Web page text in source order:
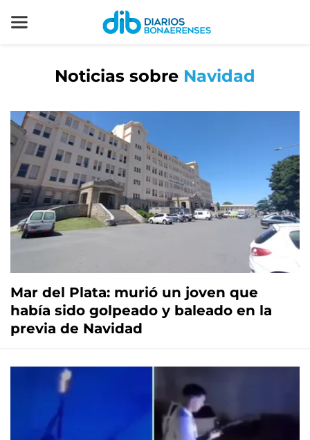
Noticias sobre Navidad
Mar del Plata: murió un joven que
había sido golpeado y baleado en la
previa de Navidad